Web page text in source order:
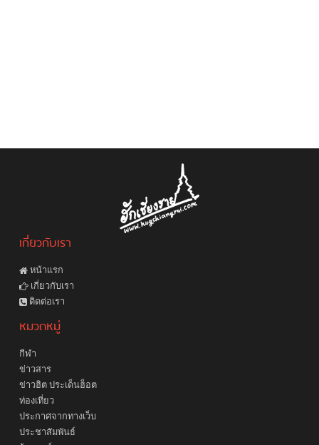
เกี่ยวกับเรา
หน้าแรก
เกี่ยวกับเรา
ติดต่อเรา
หมวดหมู่
กีฬา
ข่าวสาร
ข่าวฮิต ประเด็นฮ็อต
ท่องเที่ยว
ประกาศจากทางเว็บ
ประชาสัมพันธ์